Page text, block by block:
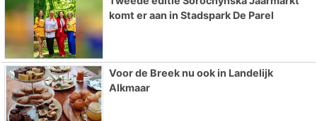
komt er aan in Stadspark De Parel
Voor de Breek nu ook in Landelijk
Alkmaar